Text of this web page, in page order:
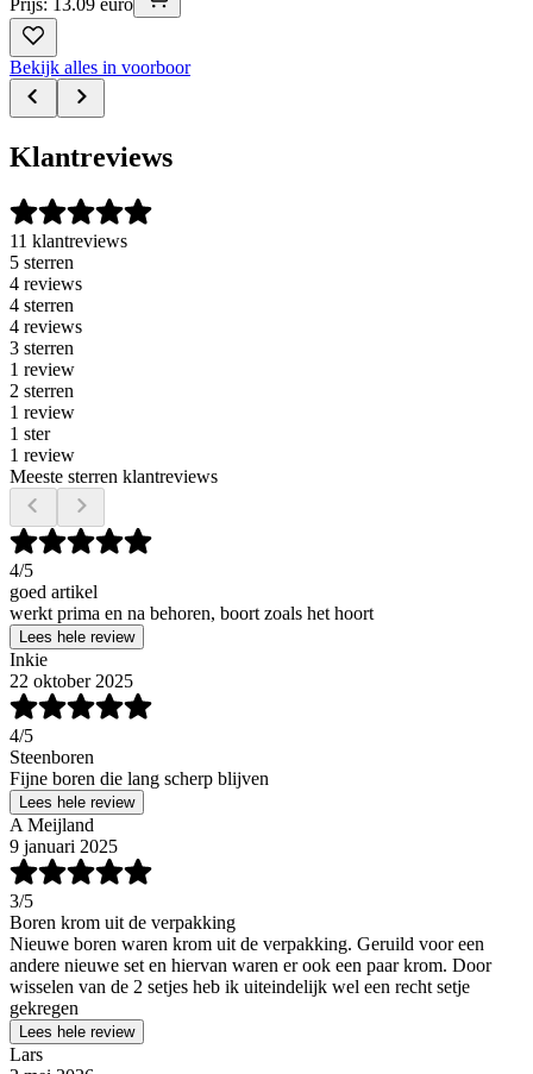
Bekijk alles in voorboor
Klantreviews
11 klantreviews
5 sterren
4 reviews
4 sterren
4 reviews
3 sterren
1 review
2 sterren
1 review
1 ster
1 review
Meeste sterren klantreviews
4/5
goed artikel
werkt prima en na behoren, boort zoals het hoort
Lees hele review
Inkie
22 oktober 2025
4/5
Steenboren
Fijne boren die lang scherp blijven
Lees hele review
A Meijland
9 januari 2025
3/5
Boren krom uit de verpakking
Nieuwe boren waren krom uit de verpakking. Geruild voor een
andere nieuwe set en hiervan waren er ook een paar krom. Door
wisselen van de 2 setjes heb ik uiteindelijk wel een recht setje
gekregen
Lees hele review
Lars